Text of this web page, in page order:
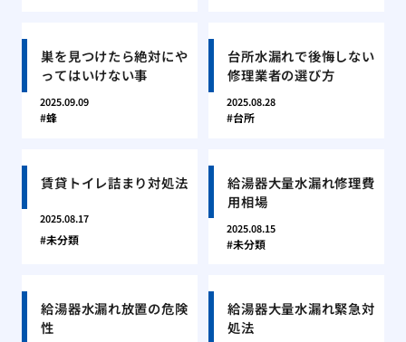
巣を見つけたら絶対にや
ってはいけない事
2025.09.09
蜂
台所水漏れで後悔しない
修理業者の選び方
2025.08.28
台所
賃貸トイレ詰まり対処法
2025.08.17
未分類
給湯器大量水漏れ修理費
用相場
2025.08.15
未分類
給湯器水漏れ放置の危険
性
給湯器大量水漏れ緊急対
処法